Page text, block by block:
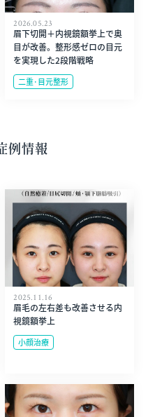
2026.05.23
眉下切開＋内視鏡額挙上で奥
目が改善。整形感ゼロの目元
を実現した2段階戦略
二重･目元整形
例情報
2025.11.16
眉毛の左右差も改善させる内
視鏡額挙上
小顔治療